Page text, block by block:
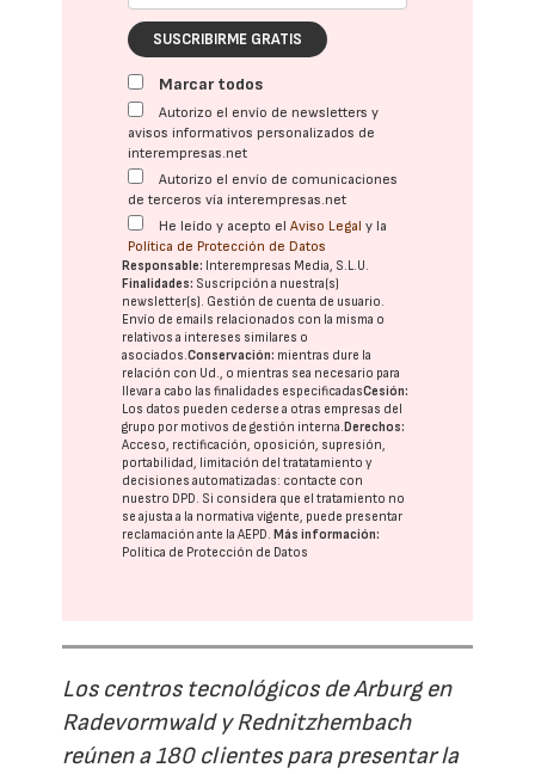
SUSCRIBIRME GRATIS
Marcar todos
Autorizo el envío de newsletters y
avisos informativos personalizados de
interempresas.net
Autorizo el envío de comunicaciones
de terceros vía interempresas.net
He leído y acepto elAviso Legal y la
Política de Protección de Datos
Responsable: Interempresas Media, S.L.U.
Finalidades: Suscripción a nuestra(s)
newsletter(s). Gestión de cuenta de usuario.
Envío de emails relacionados con la misma o
relativos a intereses similares o
asociados.Conservación: mientras dure la
relación con Ud., o mientras sea necesario para
llevar a cabo las finalidades especificadasCesión:
Los datos pueden cederse a otras empresas del
grupo por motivos de gestión interna. Derechos:
Acceso, rectificación, oposición, supresión,
portabilidad, limitación del tratatamiento y
decisiones automatizadas: contacte con
nuestro DPD. Si considera que el tratamiento no
se ajusta a la normativa vigente, puede presentar
reclamación ante laAEPD. Más información:
Política de Protección de Datos
Los centros tecnológicos de Arburg en
Radevormwald y Rednitzhembach
reúnen a 180 clientes para presentar la